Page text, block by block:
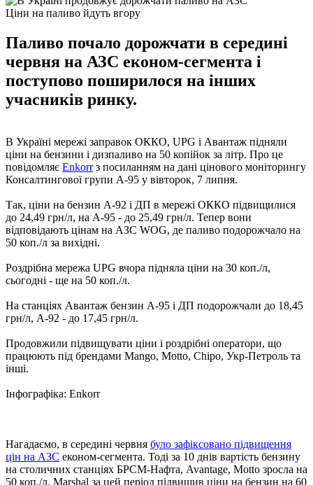
Ціни на паливо йдуть вгору
Паливо почало дорожчати в середині
червня на АЗС економ-сегмента і
поступово поширилося на інших
учасників ринку.
В Україні мережі заправок ОККО, UPG і Авантаж підняли
ціни на бензини і дизпаливо на 50 копійок за літр. Про це
повідомляє Enkorrз посиланням на дані цінового моніторингу
Консалтингової групи А-95 у вівторок, 7 липня.
Так, ціни на бензин А-92 і ДП в мережі ОККО підвищилися
до 24,49 грн/л, на А-95 - до 25,49 грн/л. Тепер вони
відповідають цінам на АЗС WOG, де паливо подорожчало на
50 коп./л за вихідні.
Роздрібна мережа UPG вчора підняла ціни на 30 коп./л,
сьогодні - ще на 50 коп./л.
На станціях Авантаж бензин А-95 і ДП подорожчали до 18,45
грн/л, А-92 - до 17,45 грн/л.
Продовжили підвищувати ціни і роздрібні оператори, що
працюють під брендами Mango, Motto, Chipo, Укр-Петроль та
інші.
Інфографіка: Enkorr
Нагадаємо, в середині червня було зафіксовано підвищення
цін на АЗС економ-сегмента. Тоді за 10 днів вартість бензину
на столичних станціях БРСМ-Нафта, Avantage, Motto зросла на
50 коп./л. Marshal за цей період підвищив ціни на бензин на 60